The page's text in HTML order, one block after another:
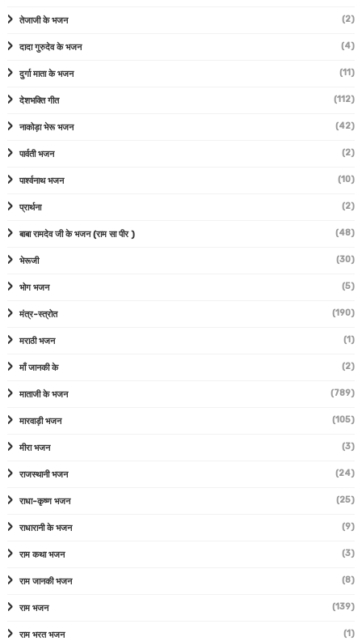
तेजाजी के भजन (2)
दादा गुरुदेव के भजन (4)
दुर्गा माता के भजन (11)
देशभक्ति गीत (112)
नाकोड़ा भेरू भजन (42)
पार्वती भजन (2)
पार्श्वनाथ भजन (10)
प्रार्थना (2)
बाबा रामदेव जी के भजन (राम सा पीर ) (48)
भेरूजी (30)
भोग भजन (5)
मंत्र-स्त्रोत (190)
मराठी भजन (1)
माँ जानकी के (2)
माताजी के भजन (789)
मारवाड़ी भजन (105)
मीरा भजन (3)
राजस्थानी भजन (24)
राधा-कृष्ण भजन (25)
राधारानी के भजन (9)
राम कथा भजन (3)
राम जानकी भजन (8)
राम भजन (139)
राम भरत भजन (1)